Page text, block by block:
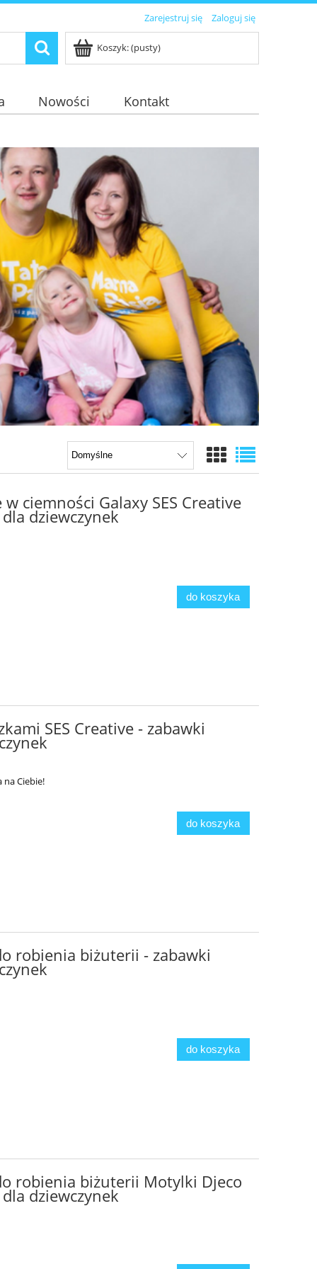
Zarejestruj się Zaloguj się
Koszyk:(pusty)
Nowości Kontakt
ciemności Galaxy SES Creative
dziewczynek
do koszyka
SES Creative - zabawki
na Ciebie!
do koszyka
robienia biżuterii - zabawki
do koszyka
robienia biżuterii Motylki Djeco
dziewczynek